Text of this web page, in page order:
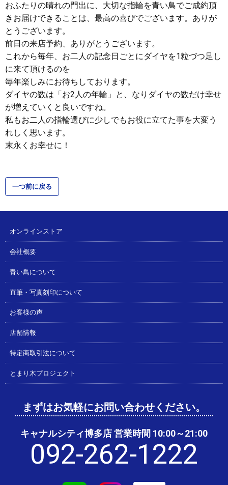
おふたりの晴れの門出に、大切な指輪を青い鳥でご成約頂
きお届けできることは、最高の喜びでございます。ありが
とうございます。
前日の来店予約、ありがとうございます。
これから毎年、お二人の記念日ごとにダイヤを1粒づつ足し
に来て頂けるのを
毎年楽しみにお待ちしております。
ダイヤの数は「お2人の年輪」と、なりダイヤの数だけ幸せ
が増えていくと良いですね。
私もお二人の指輪選びに少しでもお役に立てた事を大変う
れしく思います。
末永くお幸せに！
一つ前に戻る
オンラインストア
会社概要
青い鳥について
直筆・写真刻印について
お客様の声
店舗情報
特定商取引法について
とまり木プロジェクト
まずはお気軽にお問い合わせください。
キャナルシティ博多店 営業時間 10:00～21:00
092-262-1222